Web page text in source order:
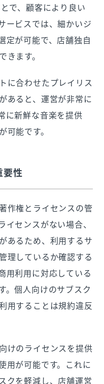
で、顧客により良い
ービスでは、細かいジ
定が可能で、店舗独自
ます。
に合わせたプレイリス
あると、運営が非常に
に新鮮な音楽を提供
可能です。
要性
作権とライセンスの管
センスがない場合、
あるため、利用するサ
理しているか確認する
用利用に対応している
。個人向けのサブスク
用することは規約違反
けのライセンスを提供
用が可能です。これに
クを軽減し、店舗運営